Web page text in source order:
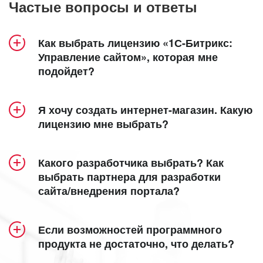
Частые вопросы и ответы
Как выбрать лицензию «1С-Битрикс:
Управление сайтом», которая мне
подойдет?
Продукт «1С-Битрикс: Управление сайтом»
включает 5 лицензий – «Старт», «Стандарт»,
Посмотрите удобную детальную
таблицу
сравнения лицензий, в которой наглядно
представлен функционал каждой из них.
Общие сведения:
Я хочу создать интернет-магазин. Какую
лицензию мне выбрать?
лицензиях
«Малый бизнес» ,«Бизнес»
«Энтерпрайз».
Кроме того, специально для самых
разработали собственнуюeCommerce-
платформудля продаж в интернете,
Какого разработчика выбрать? Как
выбрать партнера для разработки
сайта/внедрения портала?
Все зависит от ваших задач и требований. Мы
предлагаем несколько вариантов поиска
Если возможностей программного
продукта не достаточно, что делать?